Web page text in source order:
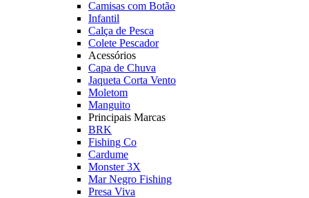
Camisas com Botão
Infantil
Calça de Pesca
Colete Pescador
Acessórios
Capa de Chuva
Jaqueta Corta Vento
Moletom
Manguito
Principais Marcas
BRK
Fishing Co
Cardume
Monster 3X
Mar Negro Fishing
Presa Viva